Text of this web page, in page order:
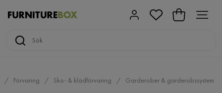
Förvaring Sko- & klädförvaring
Garderober & garderobssystem